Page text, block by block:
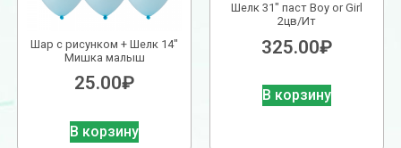
Шар с рисунком + Шелк 14″
Мишка малыш
25.00₽
В корзину
Шелк 31″ паст Boy or Girl
2цв/Ит
325.00₽
В корзину